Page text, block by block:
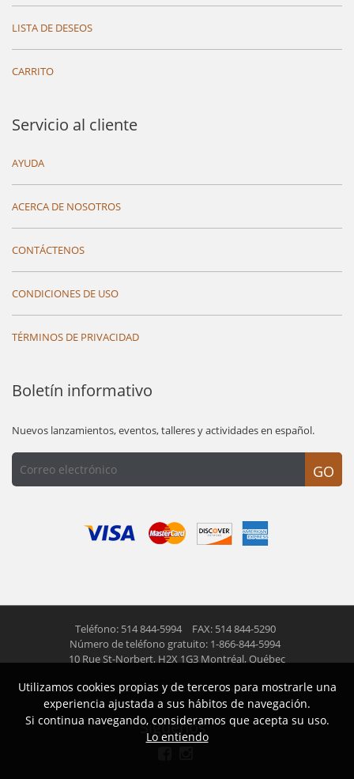
LISTA DE DESEOS
CARRITO
Servicio al cliente
AYUDA
ACERCA DE NOSOTROS
CONTÁCTENOS
CONDICIONES DE USO
TÉRMINOS DE PRIVACIDAD
Boletín informativo
Nuevos lanzamientos, eventos, talleres y actividades en español.
GO
Teléfono: 514 844-5994
FAX: 514 844-5290
Número de teléfono gratuito: 1-866-844-5994
10 Rue St-Norbert, H2X 1G3 Montréal, Québec
© 2026 Las Americas inc. Todos los derechos reservados
Siguenos
Utilizamos cookies propias y de terceros para mostrarle una
experiencia ajustada a sus hábitos de navegación.
Si continua navegando, consideramos que acepta su uso.
Lo entiendo